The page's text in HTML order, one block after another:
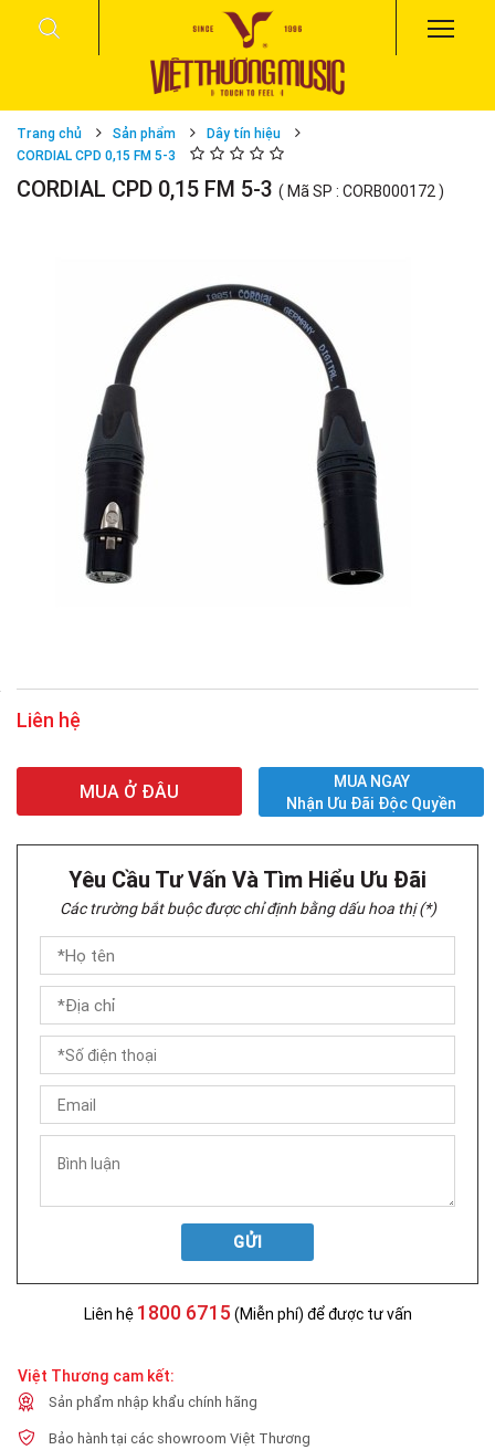
Trang chủ Sản phẩm
Dây tín hiệu
CORDIAL CPD 0,15 FM 5-3
CORDIAL CPD 0,15 FM 5-3 ( Mã SP : CORB000172 )
Liên hệ
MUA Ở ĐÂU
MUA NGAY
Nhận Ưu Đãi Độc Quyền
Yêu Cầu Tư Vấn Và Tìm Hiểu Ưu Đãi
Các trường bắt buộc được chỉ định bằng dấu hoa thị (*)
GỬI
Liên hệ 1800 6715 (Miễn phí) để được tư vấn
Việt Thương cam kết:
Sản phẩm nhập khẩu chính hãng
Bảo hành tại các showroom Việt Thương